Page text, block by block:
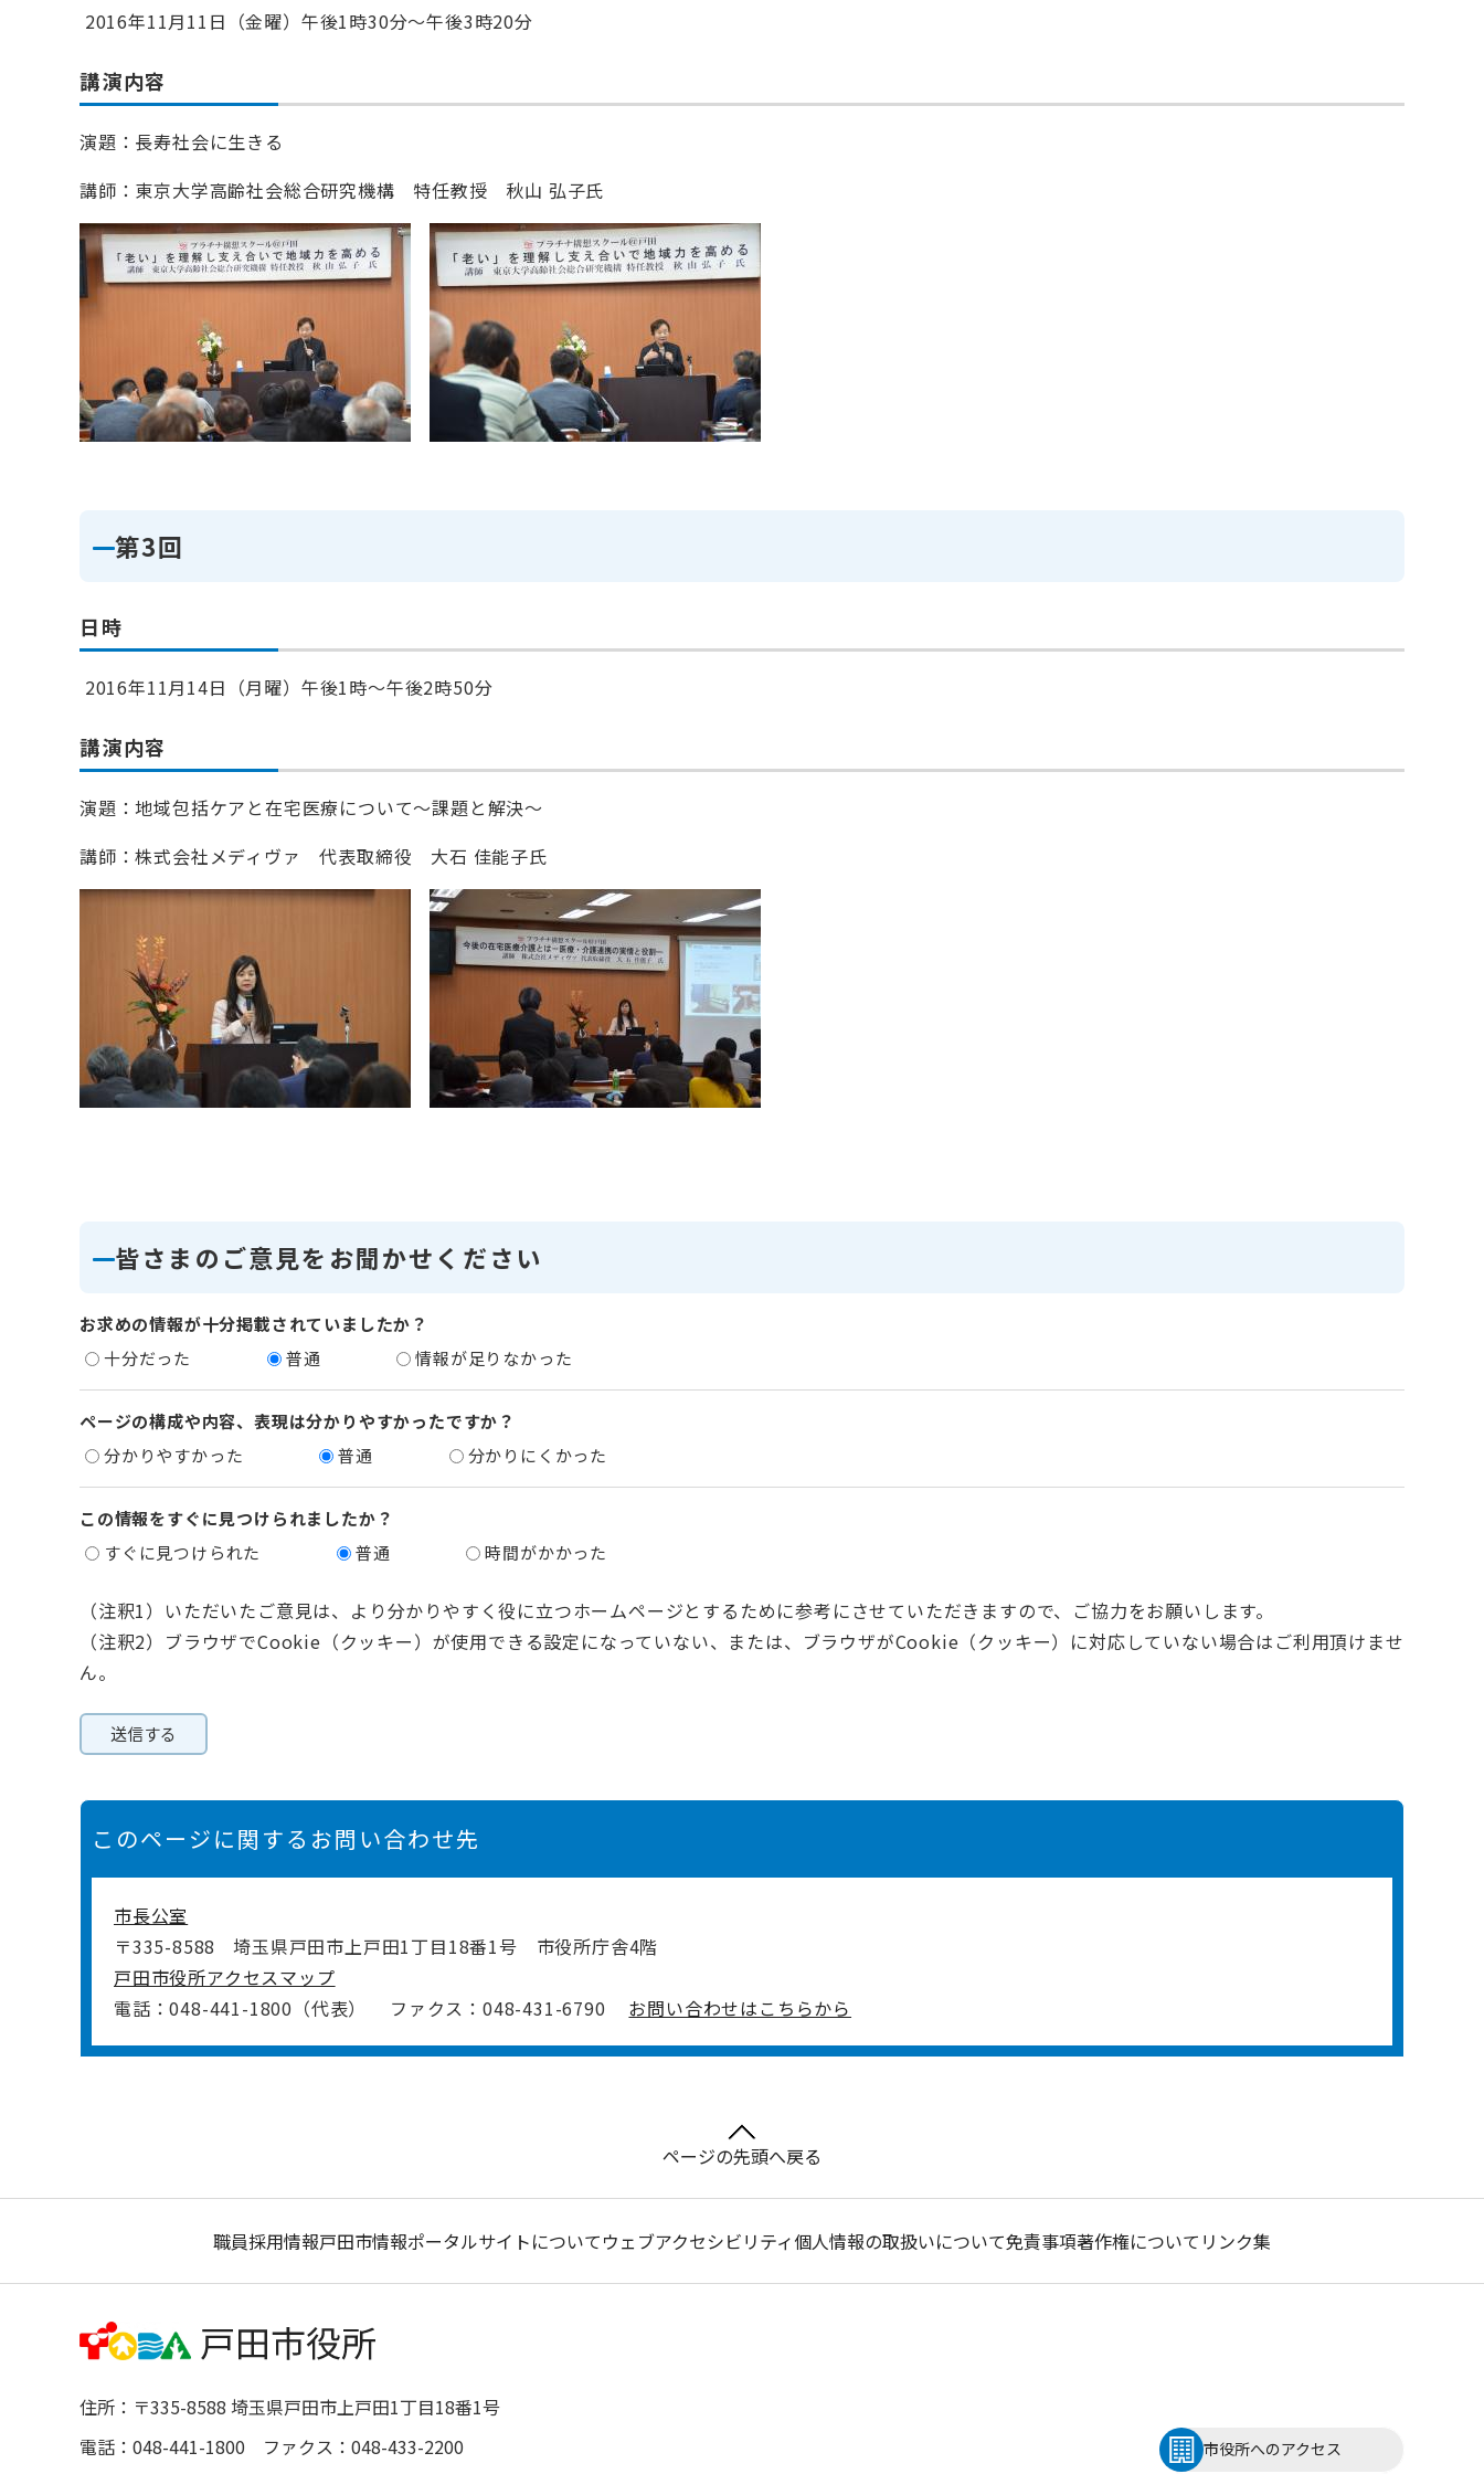
2016年11月11日（金曜）午後1時30分～午後3時20分
講演内容
演題：長寿社会に生きる
講師：東京大学高齢社会総合研究機構 特任教授 秋山 弘子氏
第3回
日時
2016年11月14日（月曜）午後1時～午後2時50分
講演内容
演題：地域包括ケアと在宅医療について～課題と解決～
講師：株式会社メディヴァ 代表取締役 大石 佳能子氏
皆さまのご意見をお聞かせください
お求めの情報が十分掲載されていましたか？
十分だった
普通 情報が足りなかった
ページの構成や内容、表現は分かりやすかったですか？
分かりやすかった
普通 分かりにくかった
この情報をすぐに見つけられましたか？
すぐに見つけられた
普通 時間がかかった
（注釈1）いただいたご意見は、より分かりやすく役に立つホームページとするために参考にさせていただきますので、ご協力をお願いします。
（注釈2）ブラウザでCookie（クッキー）が使用できる設定になっていない、または、ブラウザがCookie（クッキー）に対応していない場合はご利用頂けませ
ん。
このページに関するお問い合わせ先
市長公室
〒335-8588
埼玉県戸田市上戸田1丁目18番1号 市役所庁舎4階
戸田市役所アクセスマップ
電話：048-441-1800（代表）
ファクス：048-431-6790 お問い合わせはこちらから
ページの先頭へ戻る
職員採用情報戸田市情報ポータルサイトについてウェブアクセシビリティ個人情報の取扱いについて免責事項著作権について リンク集
住所：〒335-8588 埼玉県戸田市上戸田1丁目18番1号
電話：048-441-1800 ファクス：048-433-2200
市役所へのアクセス